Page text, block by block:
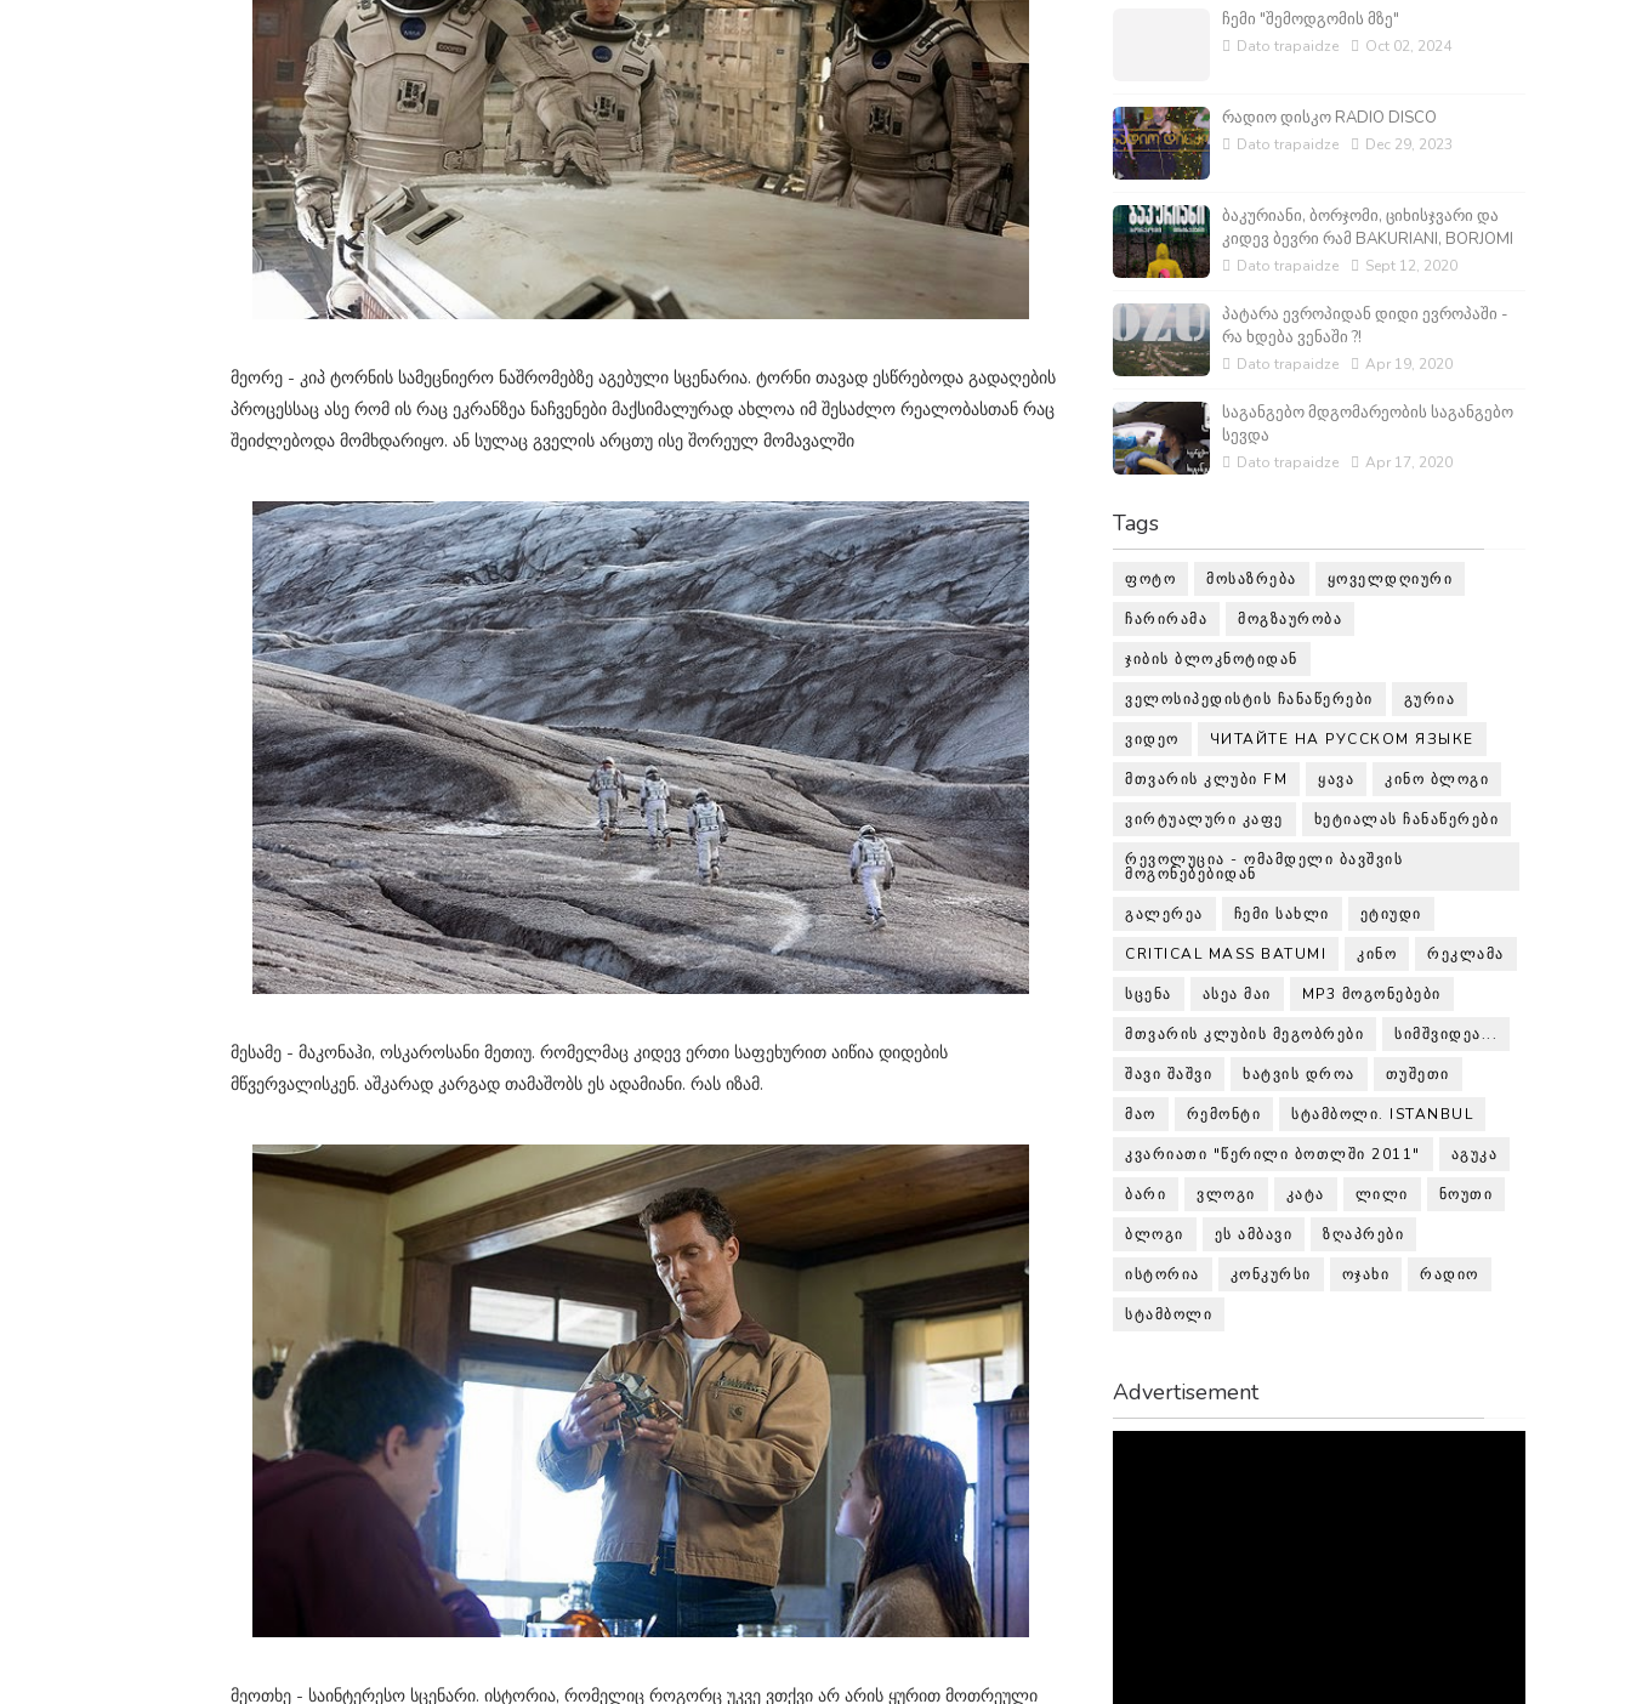
მეორე - კიპ ტორნის სამეცნიერო ნაშრომებზე აგებული სცენარია. ტორნი თავად ესწრებოდა გადაღების
პროცესსაც ასე რომ ის რაც ეკრანზეა ნაჩვენები მაქსიმალურად ახლოა იმ შესაძლო რეალობასთან რაც
შეიძლებოდა მომხდარიყო. ან სულაც გველის არცთუ ისე შორეულ მომავალში
მესამე - მაკონაჰი, ოსკაროსანი მეთიუ. რომელმაც კიდევ ერთი საფეხურით აიწია დიდების
მწვერვალისკენ. აშკარად კარგად თამაშობს ეს ადამიანი. რას იზამ.
მეოთხე - საინტერესო სცენარი. ისტორია, რომელიც როგორც უკვე ვთქვი არ არის ყურით მოთრეული
ჩემი "შემოდგომის მზე"
Dato trapaidze Oct 02, 2024
რადიო დისკო RADIO DISCO
Dato trapaidze Dec 29, 2023
ბაკურიანი, ბორჯომი, ციხისჯვარი და
კიდევ ბევრი რამ BAKURIANI, BORJOMI
Dato trapaidze Sept 12, 2020
პატარა ევროპიდან დიდი ევროპაში -
რა ხდება ვენაში ?!
Dato trapaidze Apr 19, 2020
საგანგებო მდგომარეობის საგანგებო
სევდა
Dato trapaidze Apr 17, 2020
Tags
ᲤᲝᲢᲝ ᲛᲝᲡᲐᲖᲠᲔᲑᲐ ᲧᲝᲕᲔᲚᲓᲦᲘᲣᲠᲘ
ᲩᲐᲠᲘᲠᲐᲛᲐ ᲛᲝᲒᲖᲐᲣᲠᲝᲑᲐ
ᲯᲘᲑᲘᲡ ᲑᲚᲝᲙᲜᲝᲢᲘᲓᲐᲜ
ᲕᲔᲚᲝᲡᲘᲞᲔᲓᲘᲡᲢᲘᲡ ᲩᲐᲜᲐᲬᲔᲠᲔᲑᲘ ᲒᲣᲠᲘᲐ
ᲕᲘᲓᲔᲝ ЧИТАЙТЕ НА РУССКОМ ЯЗЫКЕ
ᲛᲗᲕᲐᲠᲘᲡ ᲙᲚᲣᲑᲘ FM ᲧᲐᲕᲐ ᲙᲘᲜᲝ ᲑᲚᲝᲒᲘ
ᲕᲘᲠᲢᲣᲐᲚᲣᲠᲘ ᲙᲐᲤᲔ ᲮᲔᲢᲘᲐᲚᲐᲡ ᲩᲐᲜᲐᲬᲔᲠᲔᲑᲘ
ᲠᲔᲕᲝᲚᲣᲪᲘᲐ - ᲝᲛᲐᲛᲓᲔᲚᲘ ᲑᲐᲕᲨᲕᲘᲡ
ᲛᲝᲒᲝᲜᲔᲑᲔᲑᲘᲓᲐᲜ
ᲒᲐᲚᲔᲠᲔᲐ ᲩᲔᲛᲘ ᲡᲐᲮᲚᲘ ᲔᲢᲘᲣᲓᲘ
CRITICAL MASS BATUMI ᲙᲘᲜᲝ ᲠᲔᲙᲚᲐᲛᲐ
ᲡᲪᲔᲜᲐ ᲐᲡᲔᲐ ᲛᲐᲘ MP3 ᲛᲝᲒᲝᲜᲔᲑᲔᲑᲘ
ᲛᲗᲕᲐᲠᲘᲡ ᲙᲚᲣᲑᲘᲡ ᲛᲔᲒᲝᲑᲠᲔᲑᲘ ᲡᲘᲛᲨᲕᲘᲓᲔᲐ...
ᲨᲐᲕᲘ ᲨᲐᲨᲕᲘ ᲮᲐᲢᲕᲘᲡ ᲓᲠᲝᲐ ᲗᲣᲨᲔᲗᲘ
ᲛᲐᲝ ᲠᲔᲛᲝᲜᲢᲘ ᲡᲢᲐᲛᲑᲝᲚᲘ. ISTANBUL
ᲙᲕᲐᲠᲘᲐᲗᲘ "ᲬᲔᲠᲘᲚᲘ ᲑᲝᲗᲚᲨᲘ 2011" ᲐᲒᲣᲙᲐ
ᲑᲐᲠᲘ ᲕᲚᲝᲒᲘ ᲙᲐᲢᲐ ᲚᲘᲚᲘ ᲜᲝᲣᲗᲘ
ᲑᲚᲝᲒᲘ ᲔᲡ ᲐᲛᲑᲐᲕᲘ ᲖᲦᲐᲞᲠᲔᲑᲘ
ᲘᲡᲢᲝᲠᲘᲐ ᲙᲝᲜᲙᲣᲠᲡᲘ ᲝᲯᲐᲮᲘ ᲠᲐᲓᲘᲝ
ᲡᲢᲐᲛᲑᲝᲚᲘ
Advertisement